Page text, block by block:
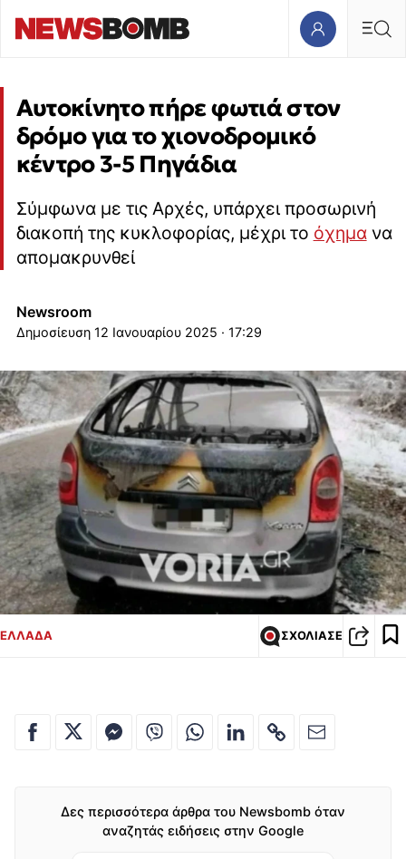
Αυτοκίνητο πήρε φωτιά στον
δρόμο για το χιονοδρομικό
κέντρο 3-5 Πηγάδια
Σύμφωνα με τις Αρχές, υπάρχει προσωρινή
διακοπή της κυκλοφορίας, μέχρι το όχημανα
απομακρυνθεί
Newsroom
12 Ιανουαρίου 2025 · 17:29
ΕΛΛΑΔΑ ΣΧΟΛΙΑΣΕ
Δες περισσότερα άρθρα του Newsbomb όταν
αναζητάς ειδήσεις στην Google